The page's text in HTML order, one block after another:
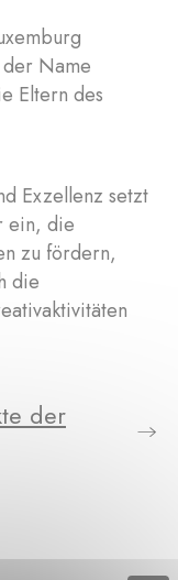
Name
Eltern des
Exzellenz setzt
ein, die
zu fördern,
die
der